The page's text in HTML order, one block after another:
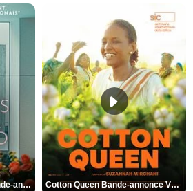
Des Fleurs pour Tokyo Bande-annonce VO STFR Cotton Queen Bande-annonce VO STFR